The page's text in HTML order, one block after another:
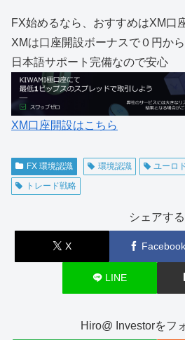
FX始めるなら、おすすめはXM口
XMは口座開設ボーナスで０円から
日本語サポート完備なので安心
XM口座開設はこちら
FX 環境認識 環境認識 ユーロ
トレード戦略
シェアする
X Facebook
LINE
Hiro@ Investorをフ